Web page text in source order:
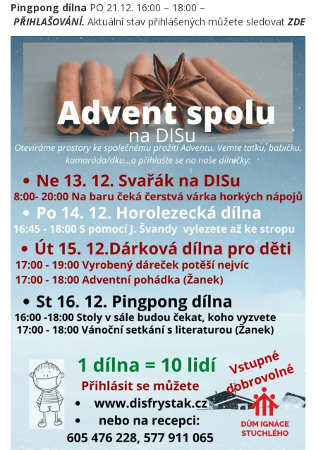
Pingpong dílna PO 21.12. 16:00 – 18:00 –
PŘIHLAŠOVÁNÍ. Aktuální stav přihlášených můžete sledovatZDE